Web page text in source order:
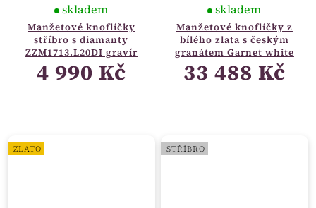
Manžetové knoflíčky
stříbro s diamanty
ZZM1713.L20DI gravír
skladem
4 990 Kč
Manžetové knoflíčky z
bílého zlata s českým
granátem Garnet white
skladem
33 488 Kč
ZLATO STŘÍBRO